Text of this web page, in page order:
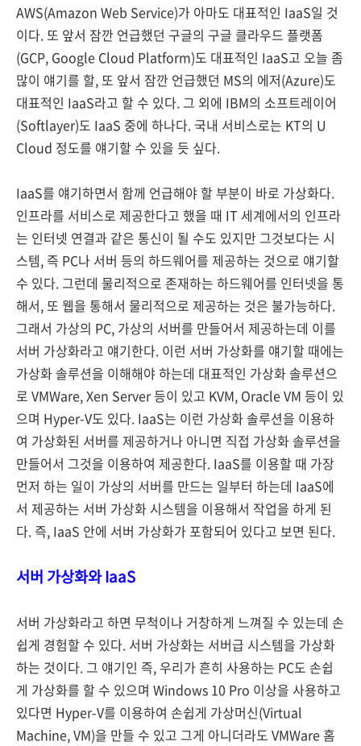
AWS(Amazon Web Service)가 아마도 대표적인 IaaS일 것
이다. 또 앞서 잠깐 언급했던 구글의 구글 클라우드 플랫폼
(GCP, Google Cloud Platform)도 대표적인 IaaS고 오늘 좀
많이 얘기를 할, 또 앞서 잠깐 언급했던 MS의 에저(Azure)도
대표적인 IaaS라고 할 수 있다. 그 외에 IBM의 소프트레이어
(Softlayer)도 IaaS 중에 하나다. 국내 서비스로는 KT의 U
Cloud 정도를 얘기할 수 있을 듯 싶다.
IaaS를 얘기하면서 함께 언급해야 할 부분이 바로 가상화다.
인프라를 서비스로 제공한다고 했을 때 IT 세계에서의 인프라
는 인터넷 연결과 같은 통신이 될 수도 있지만 그것보다는 시
스템, 즉 PC나 서버 등의 하드웨어를 제공하는 것으로 얘기할
수 있다. 그런데 물리적으로 존재하는 하드웨어를 인터넷을 통
해서, 또 웹을 통해서 물리적으로 제공하는 것은 불가능하다.
그래서 가상의 PC, 가상의 서버를 만들어서 제공하는데 이를
서버 가상화라고 얘기한다. 이런 서버 가상화를 얘기할 때에는
가상화 솔루션을 이해해야 하는데 대표적인 가상화 솔루션으
로 VMWare, Xen Server 등이 있고 KVM, Oracle VM 등이 있
으며 Hyper-V도 있다. IaaS는 이런 가상화 솔루션을 이용하
여 가상화된 서버를 제공하거나 아니면 직접 가상화 솔루션을
만들어서 그것을 이용하여 제공한다. IaaS를 이용할 때 가장
먼저 하는 일이 가상의 서버를 만드는 일부터 하는데 IaaS에
서 제공하는 서버 가상화 시스템을 이용해서 작업을 하게 된
다. 즉, IaaS 안에 서버 가상화가 포함되어 있다고 보면 된다.
서버 가상화와 IaaS
서버 가상화라고 하면 무척이나 거창하게 느껴질 수 있는데 손
쉽게 경험할 수 있다. 서버 가상화는 서버급 시스템을 가상화
하는 것이다. 그 얘기인 즉, 우리가 흔히 사용하는 PC도 손쉽
게 가상화를 할 수 있으며 Windows 10 Pro 이상을 사용하고
있다면 Hyper-V를 이용하여 손쉽게 가상머신(Virtual
Machine, VM)을 만들 수 있고 그게 아니더라도 VMWare 홈